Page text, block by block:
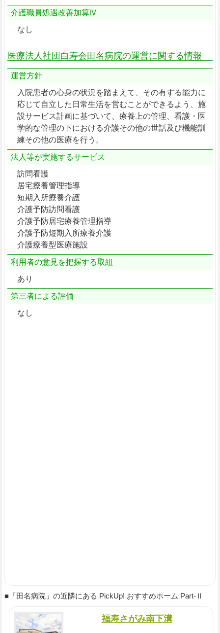
介護職員処遇改善加算Ⅳ
なし
医療法人社団白寿会田名病院の運営に関する情報
運営方針
入院患者の心身の状況を踏まえて、その有する能力に
応じて自立した日常生活を営むことができるよう、施
設サービス計画に基づいて、療養上の管理、看護・医
学的な管理の下における介護その他の世話及び機能訓
練その他の医療を行う。
法人等が実施するサービス
訪問看護
居宅療養管理指導
短期入所療養介護
介護予防訪問看護
介護予防居宅療養管理指導
介護予防短期入所療養介護
介護療養型医療施設
利用者の意見を把握する取組
あり
第三者による評価
なし
■「田名病院」の近隣にある PickUp! おすすめホーム Part-Ⅱ
福寿さがみ南下溝